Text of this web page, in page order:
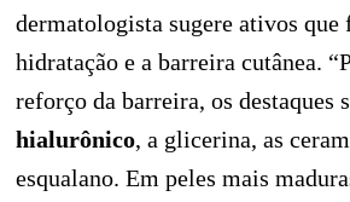
dermatologista sugere ativos que
hidratação e a barreira cutânea.
reforço da barreira, os destaques
hialurônico, a glicerina, as
esqualano. Em peles mais